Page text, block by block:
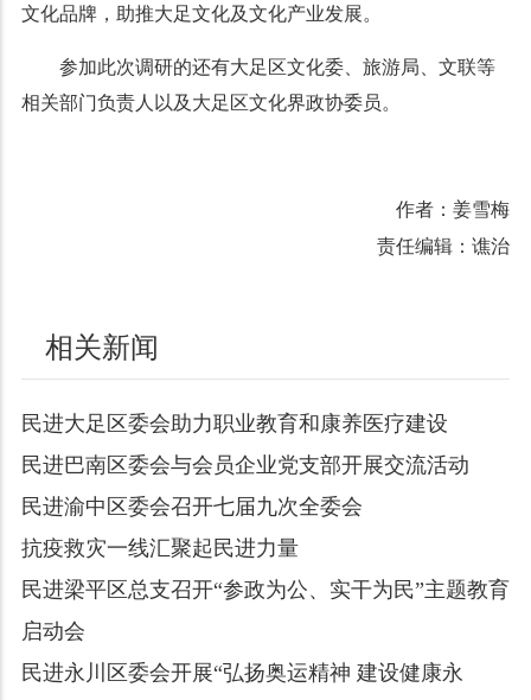
文化品牌，助推大足文化及文化产业发展。
参加此次调研的还有大足区文化委、旅游局、文联等
相关部门负责人以及大足区文化界政协委员。
作者：姜雪梅
责任编辑：谯治
相关新闻
民进大足区委会助力职业教育和康养医疗建设
民进巴南区委会与会员企业党支部开展交流活动
民进渝中区委会召开七届九次全委会
抗疫救灾一线汇聚起民进力量
民进梁平区总支召开“参政为公、实干为民”主题教育
启动会
民进永川区委会开展“弘扬奥运精神 建设健康永